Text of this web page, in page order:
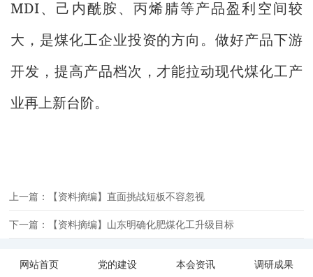
MDI、己内酰胺、丙烯腈等产品盈利空间较
大，是煤化工企业投资的方向。做好产品下游
开发，提高产品档次，才能拉动现代煤化工产
业再上新台阶。
上一篇：【资料摘编】直面挑战短板不容忽视
下一篇：【资料摘编】山东明确化肥煤化工升级目标
网站首页 党的建设 本会资讯
调研成果